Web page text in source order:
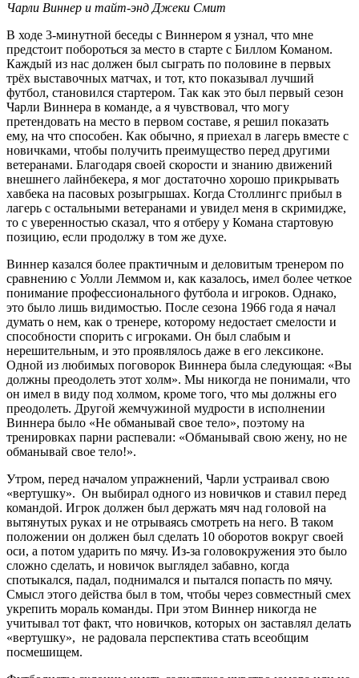
Чарли Виннер и тайт-энд Джеки Смит
В ходе 3-минутной беседы с Виннером я узнал, что мне
предстоит побороться за место в старте с Биллом Команом.
Каждый из нас должен был сыграть по половине в первых
трёх выставочных матчах, и тот, кто показывал лучший
футбол, становился стартером. Так как это был первый сезон
Чарли Виннера в команде, а я чувствовал, что могу
претендовать на место в первом составе, я решил показать
ему, на что способен. Как обычно, я приехал в лагерь вместе с
новичками, чтобы получить преимущество перед другими
ветеранами. Благодаря своей скорости и знанию движений
внешнего лайнбекера, я мог достаточно хорошо прикрывать
хавбека на пасовых розыгрышах. Когда Столлингс прибыл в
лагерь с остальными ветеранами и увидел меня в скримидже,
то с уверенностью сказал, что я отберу у Комана стартовую
позицию, если продолжу в том же духе.
Виннер казался более практичным и деловитым тренером по
сравнению с Уолли Леммом и, как казалось, имел более четкое
понимание профессионального футбола и игроков. Однако,
это было лишь видимостью. После сезона 1966 года я начал
думать о нем, как о тренере, которому недостает смелости и
способности спорить с игроками. Он был слабым и
нерешительным, и это проявлялось даже в его лексиконе.
Одной из любимых поговорок Виннера была следующая: «Вы
должны преодолеть этот холм». Мы никогда не понимали, что
он имел в виду под холмом, кроме того, что мы должны его
преодолеть. Другой жемчужиной мудрости в исполнении
Виннера было «Не обманывай свое тело», поэтому на
тренировках парни распевали: «Обманывай свою жену, но не
обманывай свое тело!».
Утром, перед началом упражнений, Чарли устраивал свою
«вертушку». Он выбирал одного из новичков и ставил перед
командой. Игрок должен был держать мяч над головой на
вытянутых руках и не отрываясь смотреть на него. В таком
положении он должен был сделать 10 оборотов вокруг своей
оси, а потом ударить по мячу. Из-за головокружения это было
сложно сделать, и новичок выглядел забавно, когда
спотыкался, падал, поднимался и пытался попасть по мячу.
Смысл этого действа был в том, чтобы через совместный смех
укрепить мораль команды. При этом Виннер никогда не
учитывал тот факт, что новичков, которых он заставлял делать
«вертушку», не радовала перспектива стать всеобщим
посмешищем.